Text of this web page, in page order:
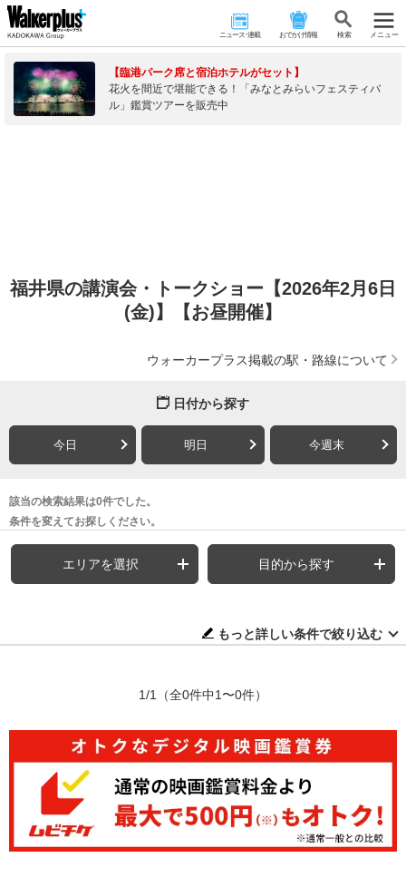
ニュース･連載 おでかけ情報 検 索 メニュー
【臨港パーク席と宿泊ホテルがセット】
花火を間近で堪能できる！「みなとみらいフェスティバ
ル」鑑賞ツアーを販売中
福井県の講演会・トークショー【2026年2月6日
(金)】【お昼開催】
ウォーカープラス掲載の駅・路線について
日付から探す
今日 明日 今週末
該当の検索結果は0件でした。
条件を変えてお探しください。
エリアを選択 目的から探す
もっと詳しい条件で絞り込む
1/1 （全0件中1〜0件）